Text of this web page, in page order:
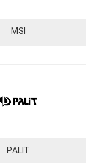
MSI
PALIT